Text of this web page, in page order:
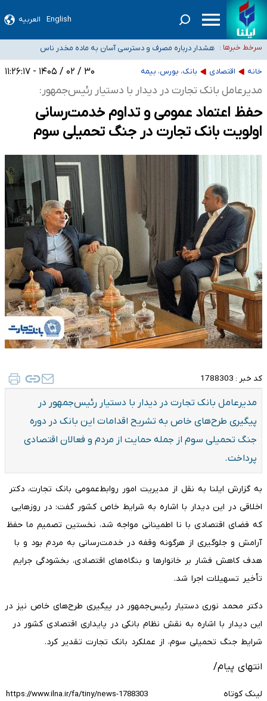
English العربیه
سرخط خبرها :
ثبت‌نام بخش عمده دانش‌آموزان مدارس ایرانی امارات در کشور/ درباره محصلان
باقی‌مانده در دبی متناسب با شرایط جدید تصمیم‌گیری می‌شود
هشدار درباره مصرف و دسترسی آسان به ماده مخدر ناس
۵۵۶ هزار نفر در صف وام ازدواج/ بانک سرمایه با وجود ۲۵۰ متقاضی، تاکنون هیچ
فقره وامی پرداخت نکرده است
کسانی که خواهان ادامه جنگ هستند، برنامه خود را برای اداره کشور ارائه کنند
خانه اقتصادی بانک، بورس، بیمه ۳۰ / ۰۲ / ۱۴۰۵ - ۱۱:۲۶:۱۷
مدیرعامل بانک تجارت در دیدار با دستیار رئیس‌جمهور:
حفظ اعتماد عمومی و تداوم خدمت‌رسانی
اولویت بانک تجارت در جنگ تحمیلی سوم
کد خبر : 1788303
مدیرعامل بانک تجارت در دیدار با دستیار رئیس‌جمهور در
پیگیری طرح‌های خاص به تشریح اقدامات این بانک در دوره
جنگ تحمیلی سوم از جمله حمایت از مردم و فعالان اقتصادی
پرداخت.
به گزارش ایلنا به نقل از مدیریت امور روابط‌عمومی بانک تجارت، دکتر
اخلاقی در این دیدار با اشاره به شرایط خاص کشور گفت: در روزهایی
که فضای اقتصادی با نا اطمینانی مواجه شد، نخستین تصمیم ما حفظ
آرامش و جلوگیری از هرگونه وقفه در خدمت‌رسانی به مردم بود و با
هدف کاهش فشار بر خانوارها و بنگاه‌های اقتصادی، بخشودگی جرایم
تأخیر تسهیلات اجرا شد.
دکتر محمد نوری دستیار رئیس‌جمهور در پیگیری طرح‌های خاص نیز در
این دیدار با اشاره به نقش نظام بانکی در پایداری اقتصادی کشور در
شرایط جنگ تحمیلی سوم، از عملکرد بانک تجارت تقدیر کرد.
انتهای پیام/
لینک کوتاه